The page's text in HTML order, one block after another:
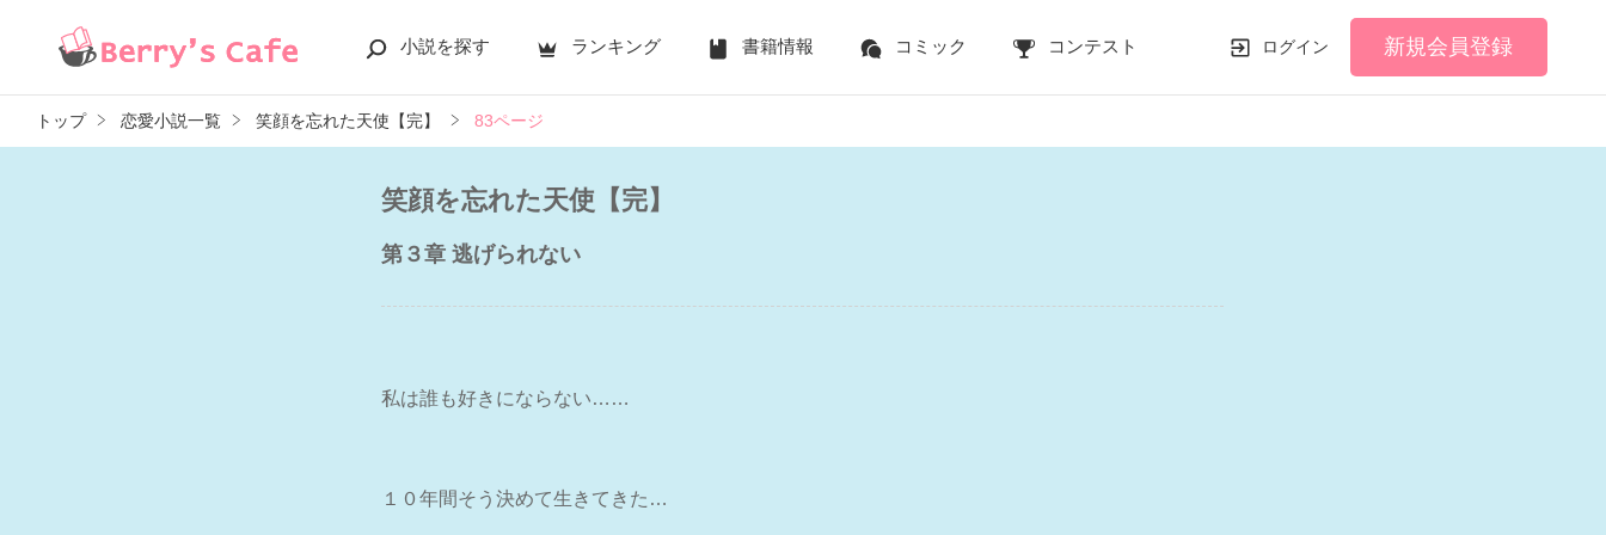
小説を探す ランキング 書籍情報 コミック コンテスト ログイン 新規会員登録
トップ 恋愛小説一覧 笑顔を忘れた天使【完】 83ページ
笑顔を忘れた天使【完】
第３章 逃げられない
私は誰も好きにならない……
１０年間そう決めて生きてきた…